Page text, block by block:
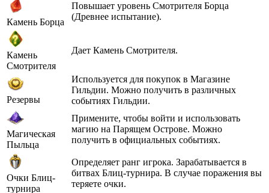
Камень Борца
Повышает уровень Смотрителя Борца
(Древнее испытание).
Камень
Смотрителя
Дает Камень Смотрителя.
Резервы
Используется для покупок в Магазине
Гильдии. Можно получить в различных
событиях Гильдии.
Магическая
Пыльца
Примените, чтобы войти и использовать
магию на Парящем Острове. Можно
получить в официальных событиях.
Очки Блиц-
турнира
Определяет ранг игрока. Зарабатывается в
битвах Блиц-турнира. В случае поражения вы
теряете очки.